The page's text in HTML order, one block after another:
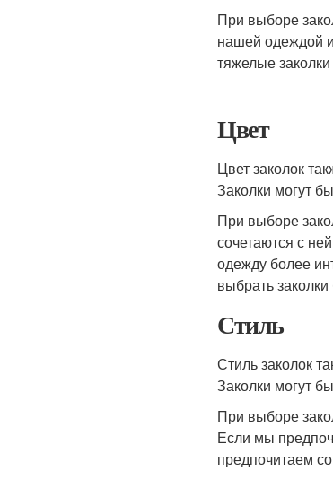
При выборе
нашей одеждой
тяжелые
Цвет
Цвет заколок
Заколки могут
При выборе
сочетаются с
одежду более
выбрать
Стиль
Стиль заколок
Заколки могут
При выборе
Если мы
предпочитаем